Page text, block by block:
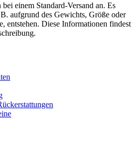
einem Standard-Versand an. Es
aufgrund des Gewichts, Größe oder
entstehen. Diese Informationen findest